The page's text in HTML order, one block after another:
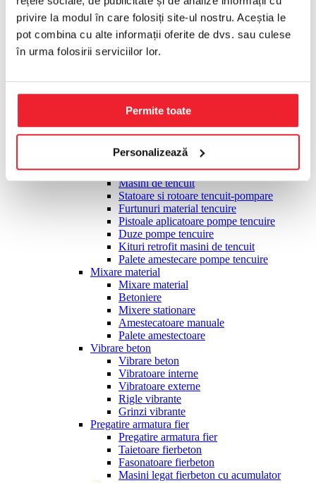
privire la modul în care folosiți site-ul nostru. Aceștia le
pot combina cu alte informații oferite de dvs. sau culese
în urma folosirii serviciilor lor.
Permite toate
Personalizează
Placi compactoare
Cilindrii compactori
Slefuire, finisare
Slefuire, finisare
Slefuitoare monodisc multifunctionale
Elicoptere finisare beton
Accesorii elicopterizare
Pietre slefuire pardoseli
Talere diamantate slefuire
Slefuitoare pereti tip girafa
Tencuire, pompare material
Tencuire, pompare material
Masini de tencuit
Statoare si rotoare tencuit-pompare
Furtunuri material tencuire
Pistoale aplicatoare pompe tencuire
Duze pompe tencuire
Kituri retrofit masini de tencuit
Palete amestecare pompe tencuire
Mixare material
Mixare material
Betoniere
Mixere stationare
Amestecatoare manuale
Palete amestectoare
Vibrare beton
Vibrare beton
Vibratoare interne
Vibratoare externe
Rigle vibrante
Grinzi vibrante
Pregatire armatura fier
Pregatire armatura fier
Taietoare fierbeton
Fasonatoare fierbeton
Masini legat fierbeton cu acumulator